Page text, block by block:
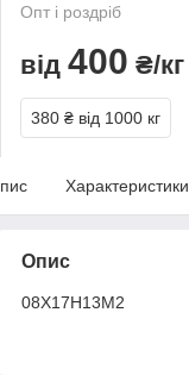
Опт і роздріб
від 400 ₴/кг
380 ₴ від 1000 кг
Характеристики
Опис
08Х17Н13М2